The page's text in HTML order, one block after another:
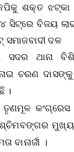
ଶକ୍ତ
ସିଟ୍‌ରେ ବିଜୟ
ଦଳ
ସଦର ଥାନା
ଚରଣ
।
କଂଗ୍ରେସ
।